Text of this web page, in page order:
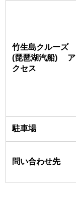
竹生島クルーズ
(琵琶湖汽船) ア
クセス
駐車場
問い合わせ先